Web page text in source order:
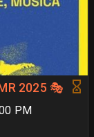
2025 🎭
PM